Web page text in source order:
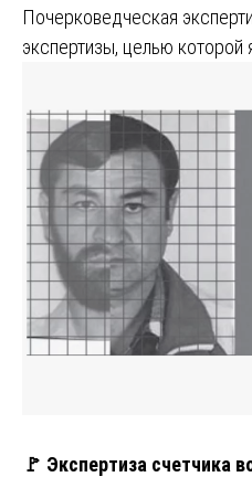
Почерковедческая
экспертизы, целью которой
🚩 Экспертиза счетчика